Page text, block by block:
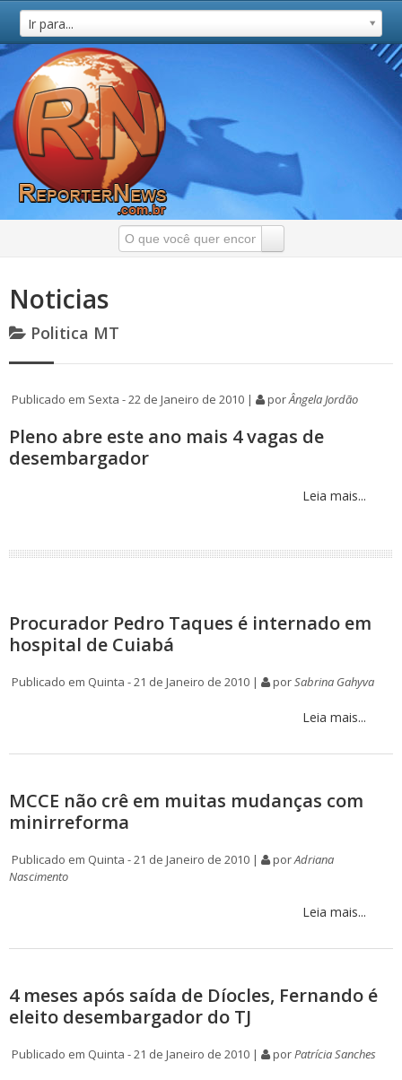
Ir para...
Noticias
Politica MT
Publicado em Sexta - 22 de Janeiro de 2010 | porÂngela Jordão
Pleno abre este ano mais 4 vagas de
desembargador
Leia mais...
Procurador Pedro Taques é internado em
hospital de Cuiabá
Publicado em Quinta - 21 de Janeiro de 2010 | porSabrina Gahyva
Leia mais...
MCCE não crê em muitas mudanças com
minirreforma
Publicado em Quinta - 21 de Janeiro de 2010 | porAdriana
Nascimento
Leia mais...
4 meses após saída de Díocles, Fernando é
eleito desembargador do TJ
Publicado em Quinta - 21 de Janeiro de 2010 | porPatrícia Sanches